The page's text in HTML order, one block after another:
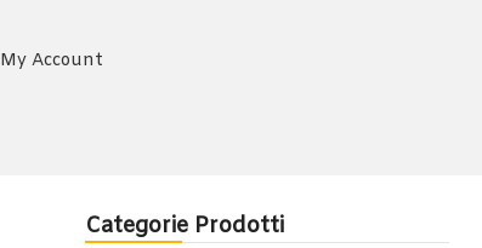
My Account
Categorie Prodotti